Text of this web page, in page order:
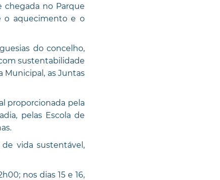
chegada no Parque
o aquecimento e o
do concelho,
sustentabilidade
Municipal, as Juntas
proporcionada pela
pelas Escola de
vida sustentável,
nos dias 15 e 16,